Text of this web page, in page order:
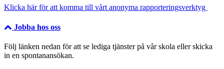
Klicka här för att komma till vårt anonyma rapporteringsverktyg
Jobba hos oss
Följ länken nedan för att se lediga tjänster på vår skola eller skicka
in en spontanansökan.